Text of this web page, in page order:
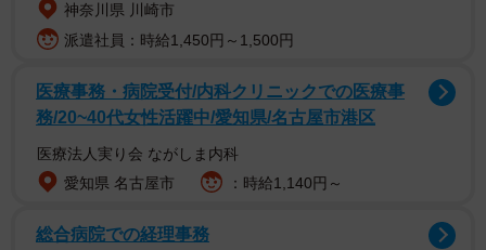
神奈川県 川崎市
派遣社員：時給1,450円～1,500円
医療事務・病院受付/内科クリニックでの医療事
務/20~40代女性活躍中/愛知県/名古屋市港区
医療法人実り会 ながしま内科
愛知県 名古屋市
：時給1,140円～
総合病院での経理事務